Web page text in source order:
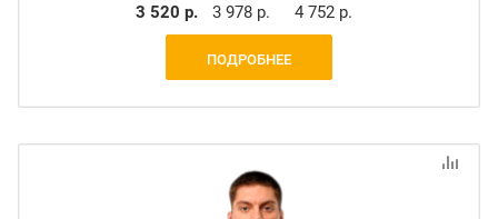
3 520 р. 3 978 р. 4 752 р.
ПОДРОБНЕЕ